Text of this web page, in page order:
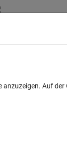
Melden
Auf der